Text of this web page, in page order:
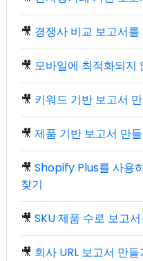
🎥 경쟁사 비교 보고서를
🎥 모바일에 최적화되지
🎥 키워드 기반 보고서
🎥 제품 기반 보고서 만
🎥 Shopify Plus를 사용
찾기
🎥 SKU 제품 수로 보고
🎥 회사 URL 보고서 만들